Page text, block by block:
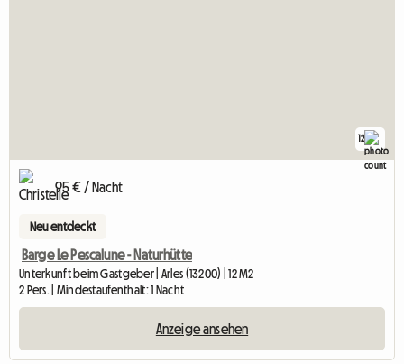
12
95 € / Nacht
Neu entdeckt
Barge Le Pescalune - Naturhütte
Unterkunft beim Gastgeber | Arles (13200) | 12 M2
2 Pers. | Mindestaufenthalt: 1 Nacht
Anzeige ansehen